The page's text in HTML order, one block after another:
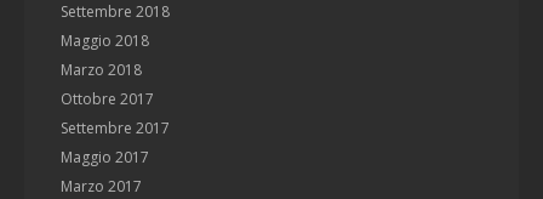
Settembre 2018
Maggio 2018
Marzo 2018
Ottobre 2017
Settembre 2017
Maggio 2017
Marzo 2017